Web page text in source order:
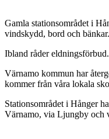
Beskrivning
Gamla stationsområdet i
vindskydd, bord och
Ibland råder
Värnamo kommun har
kommer från våra lokala
Stationsområdet i Hånger
Värnamo, via Ljungby och